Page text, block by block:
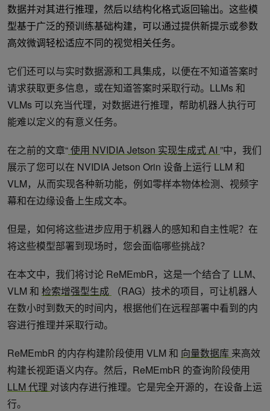
数据并对其进行推理，然后以结构化格式返回输出。这些模
型基于广泛的预训练基础构建，可以通过提供新提示或参数
高效微调轻松适应不同的视觉相关任务。
它们还可以与实时数据源和工具集成，以便在不知道答案时
请求获取更多信息，或在知道答案时采取行动。LLMs 和
VLMs 可以充当代理，对数据进行推理，帮助机器人执行可
能难以定义的有意义任务。
在之前的文章“使用 NVIDIA Jetson 实现生成式 AI ”中，我们
展示了您可以在 NVIDIA Jetson Orin 设备上运行 LLM 和
VLM，从而实现各种新功能，例如零样本物体检测、视频字
幕和在边缘设备上生成文本。
但是，如何将这些进步应用于机器人的感知和自主性呢？在
将这些模型部署到现场时，您会面临哪些挑战？
在本文中，我们将讨论 ReMEmbR，这是一个结合了 LLM、
VLM 和 检索增强型生成
（RAG）技术的项目，可让机器人
在数小时到数天的时间内，根据他们在远程部署中看到的内
容进行推理并采取行动。
ReMEmbR 的内存构建阶段使用 VLM 和 向量数据库 来高效
构建长视距语义内存。然后，ReMEmbR 的查询阶段使用
LLM 代理 对该内存进行推理。它是完全开源的，在设备上运
行。